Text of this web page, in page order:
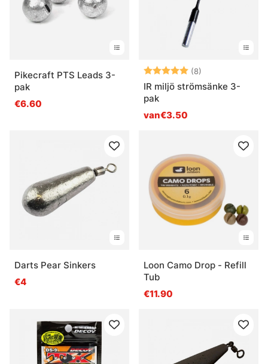
Pikecraft PTS Leads 3-
pak
€6.60
Beoordeling:
(8)
IR miljö strömsänke 3-
pak
van€3.50
Darts Pear Sinkers
€4
Loon Camo Drop - Refill
Tub
€11.90